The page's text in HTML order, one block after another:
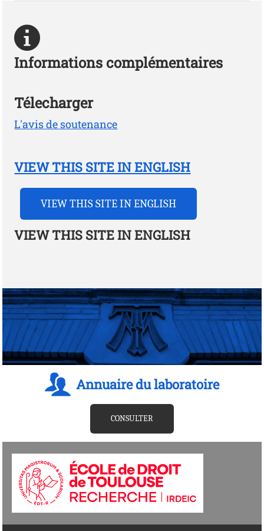
Informations complémentaires
Télecharger
L'avis de soutenance
VIEW THIS SITE IN ENGLISH
VIEW THIS SITE IN ENGLISH
VIEW THIS SITE IN ENGLISH
Annuaire du laboratoire
CONSULTER